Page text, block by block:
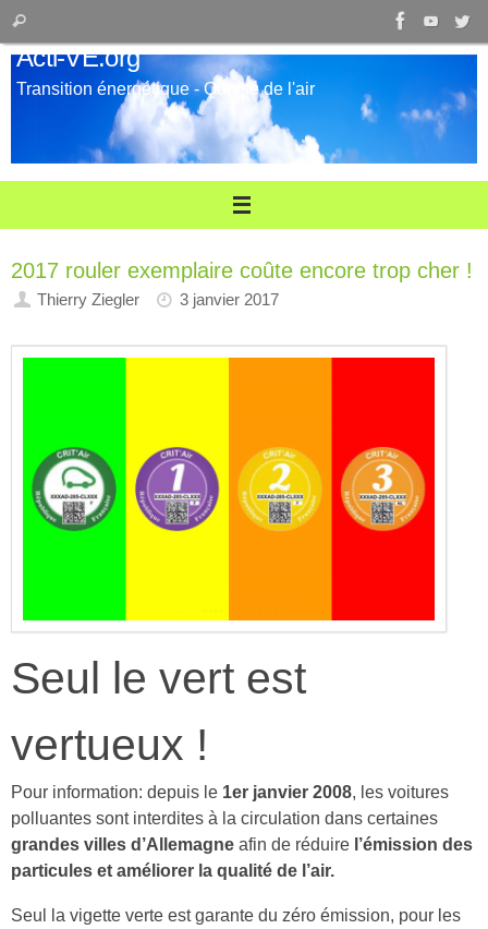
Passer
au
contenu
pour
:
Rechercher
Acti-VE.org
Transition énergétique - Qualité de l'air
2017 rouler exemplaire coûte encore trop cher !
Thierry Ziegler 3 janvier 2017
Seul le vert est
vertueux !
Pour information: depuis le 1er janvier 2008, les voitures
polluantes sont interdites à la circulation dans certaines
grandes villes d’Allemagne afin de réduire l’émission des
particules et améliorer la qualité de l’air.
Seul la vigette verte est garante du zéro émission, pour les